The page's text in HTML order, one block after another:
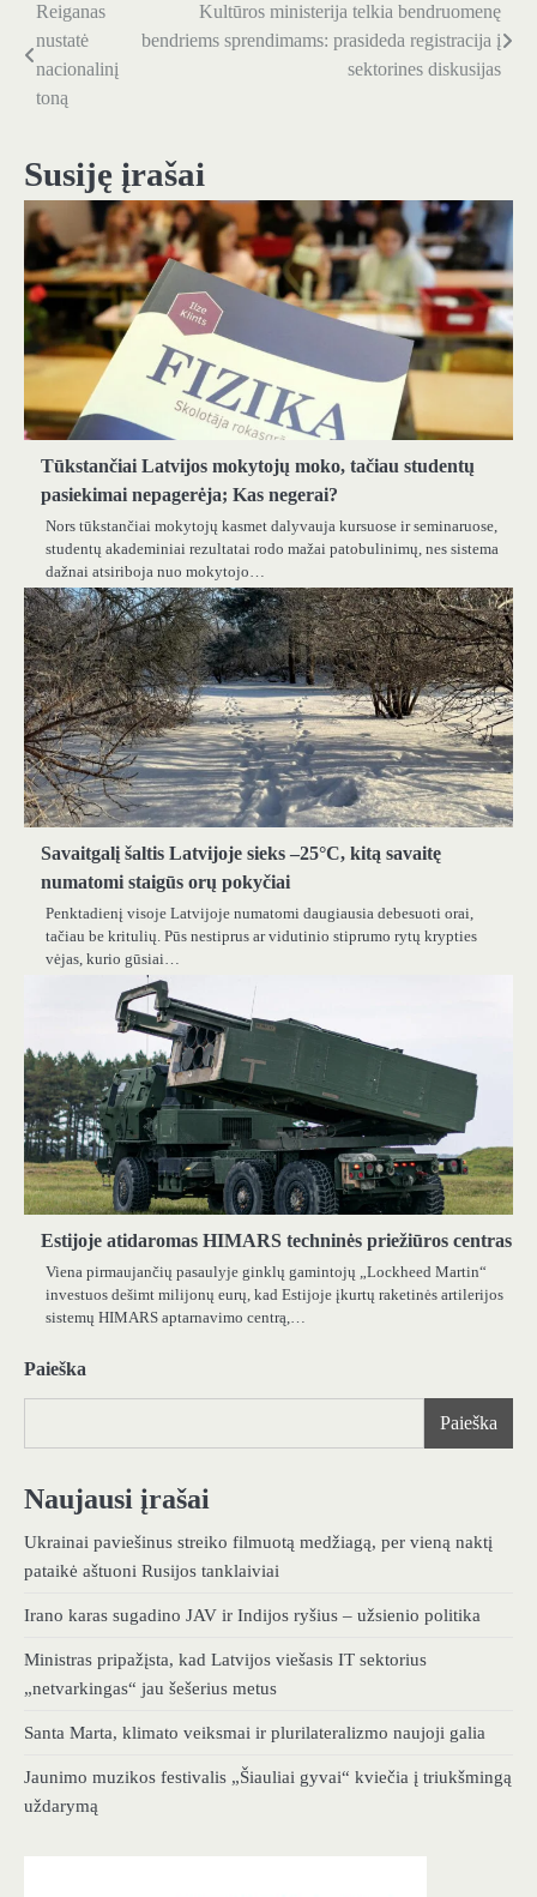
Navigacija
tarp
įrašų
Reiganas
nustatė
nacionalinį
toną
Kultūros ministerija telkia bendruomenę
bendriems sprendimams: prasideda registracija į
sektorines diskusijas
Susiję įrašai
Tūkstančiai Latvijos mokytojų moko, tačiau studentų
pasiekimai nepagerėja; Kas negerai?
Nors tūkstančiai mokytojų kasmet dalyvauja kursuose ir seminaruose,
studentų akademiniai rezultatai rodo mažai patobulinimų, nes sistema
dažnai atsiriboja nuo mokytojo…
Savaitgalį šaltis Latvijoje sieks –25°C, kitą savaitę
numatomi staigūs orų pokyčiai
Penktadienį visoje Latvijoje numatomi daugiausia debesuoti orai,
tačiau be kritulių. Pūs nestiprus ar vidutinio stiprumo rytų krypties
vėjas, kurio gūsiai…
Estijoje atidaromas HIMARS techninės priežiūros centras
Viena pirmaujančių pasaulyje ginklų gamintojų „Lockheed Martin“
investuos dešimt milijonų eurų, kad Estijoje įkurtų raketinės artilerijos
sistemų HIMARS aptarnavimo centrą,…
Paieška
Paieška
Naujausi įrašai
Ukrainai paviešinus streiko filmuotą medžiagą, per vieną naktį
pataikė aštuoni Rusijos tanklaiviai
Irano karas sugadino JAV ir Indijos ryšius – užsienio politika
Ministras pripažįsta, kad Latvijos viešasis IT sektorius
„netvarkingas“ jau šešerius metus
Santa Marta, klimato veiksmai ir plurilateralizmo naujoji galia
Jaunimo muzikos festivalis „Šiauliai gyvai“ kviečia į triukšmingą
uždarymą